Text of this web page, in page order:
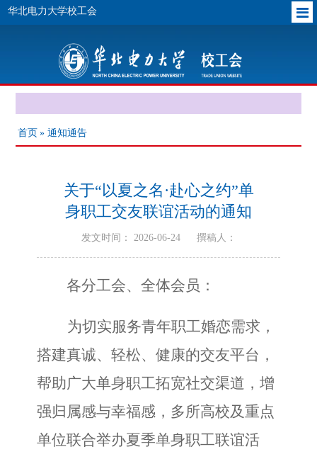
华北电力大学校工会
首页 » 通知通告
关于“以夏之名·赴心之约”单
身职工交友联谊活动的通知
发文时间： 2026-06-24 撰稿人：
各分工会、全体会员：
为切实服务青年职工婚恋需求，
搭建真诚、轻松、健康的交友平台，
帮助广大单身职工拓宽社交渠道，增
强归属感与幸福感，多所高校及重点
单位联合举办夏季单身职工联谊活